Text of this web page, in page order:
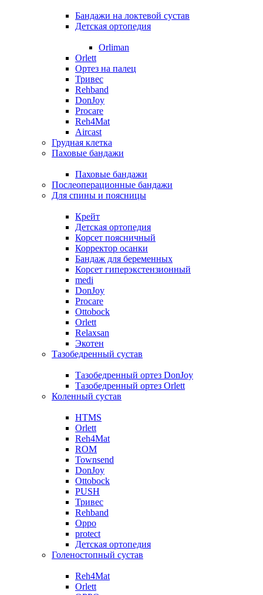
Бандажи на локтевой сустав
Детская ортопедия
Orliman
Orlett
Ортез на палец
Тривес
Rehband
DonJoy
Procare
Reh4Mat
Aircast
Грудная клетка
Паховые бандажи
Паховые бандажи
Послеоперационные бандажи
Для спины и поясницы
Крейт
Детская ортопедия
Корсет поясничный
Корректор осанки
Бандаж для беременных
Корсет гиперэкстензионный
medi
DonJoy
Procare
Ottobock
Orlett
Relaxsan
Экотен
Тазобедренный сустав
Тазобедренный ортез DonJoy
Тазобедренный ортез Orlett
Коленный сустав
HTMS
Orlett
Reh4Mat
ROM
Townsend
DonJoy
Ottobock
PUSH
Тривес
Rehband
Oppo
protect
Детская ортопедия
Голеностопный сустав
Reh4Mat
Orlett